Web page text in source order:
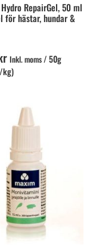
RepairGel, 50 ml
för hästar, hundar &
Inkl. moms/50g
kg)